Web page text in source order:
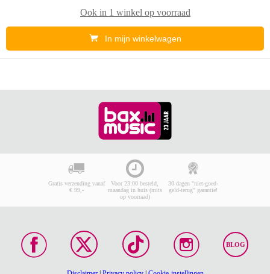
Ook in 1 winkel op voorraad
In mijn winkelwagen
Gratis verzending vanaf
€ 99,-
Voor 23:00 besteld,
maandag in huis (mits
op voorraad)
30 dagen "niet-goed-
geld-terug" garantie!
BLOG